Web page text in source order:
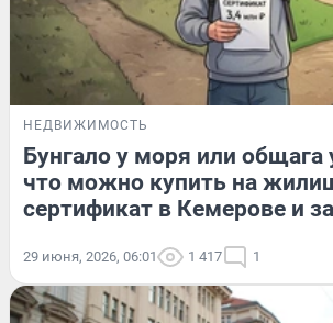
НЕДВИЖИМОСТЬ
Бунгало у моря или общага
что можно купить на
сертификат в Кемерове и
29 июня, 2026, 06:01 1 417 1